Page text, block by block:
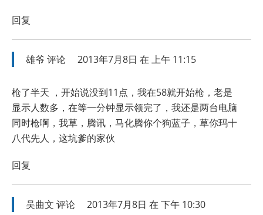
回复
雄爷 评论 2013年7月8日 在 上午 11:15
枪了半天 ，开始说没到11点，我在58就开始枪，老是
显示人数多，在等一分钟显示领完了，我还是两台电脑
同时枪啊，我草，腾讯，马化腾你个狗蓝子，草你玛十
八代先人，这坑爹的家伙
回复
吴曲文 评论 2013年7月8日 在 下午 10:30